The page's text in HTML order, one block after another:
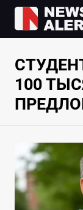
100